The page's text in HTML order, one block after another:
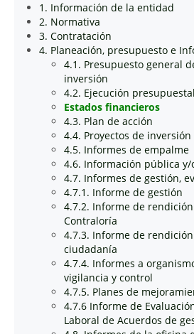
1. Información de la entidad
2. Normativa
3. Contratación
4. Planeación, presupuesto e
4.1. Presupuesto general
inversión
4.2. Ejecución presupuestal
Estados financieros
4.3. Plan de acción
4.4. Proyectos de inversión
4.5. Informes de empalme
4.6. Información pública
4.7. Informes de gestión,
4.7.1. Informe de gestión
4.7.2. Informe de
Contraloría
4.7.3. Informe de
ciudadanía
4.7.4. Informes a
vigilancia y control
4.7.5. Planes de
4.7.6 Informe de
Laboral de Acuerdos de